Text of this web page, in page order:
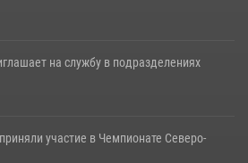
на службу в подразделениях
участие в Чемпионате Северо-